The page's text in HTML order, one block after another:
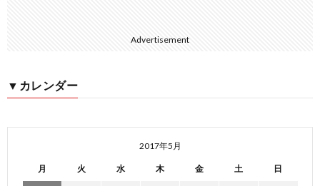
Advertisement
▼カレンダー
2017年5月
月 火 水 木 金 土 日